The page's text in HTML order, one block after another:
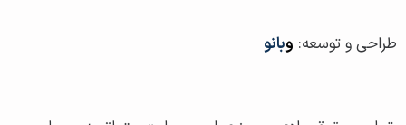
طراحی و توسعه: وبانو